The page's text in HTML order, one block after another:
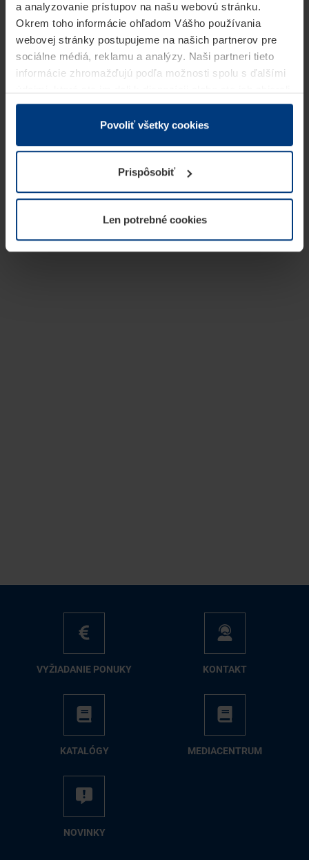
a analyzovanie prístupov na našu webovú stránku.
Okrem toho informácie ohľadom Vášho používania
webovej stránky postupujeme na našich partnerov pre
sociálne médiá, reklamu a analýzy. Naši partneri tieto
informácie zhromažďujú podľa možnosti spolu s ďalšími
v rámci Vášho využívania služieb.
Z právneho hľadiska môžeme cookies ukladať na Vašom
prevádzku tejto stránky. Pre všetky ostatné typy cookie
potrebujeme Vaše povolenie. Vaše povolenie môžete
kedykoľvek zmeniť alebo odvolať vo vysvetlení cookie
našej webovej stránky.
Povoliť všetky cookies
Prispôsobiť
Len potrebné cookies
VY­ŽIA­DA­NIE PO­NU­KY KON­TAKT
KA­TA­LÓ­GY ME­DIA­CEN­TRUM
NO­VIN­KY